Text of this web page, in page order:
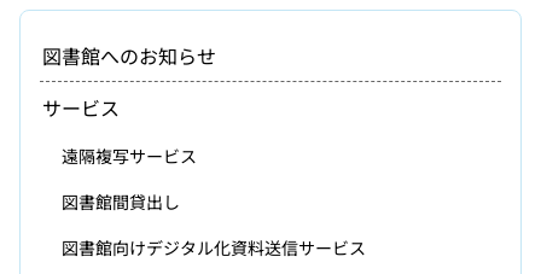
図書館へのお知らせ
サービス
遠隔複写サービス
図書館間貸出し
図書館向けデジタル化資料送信サービス